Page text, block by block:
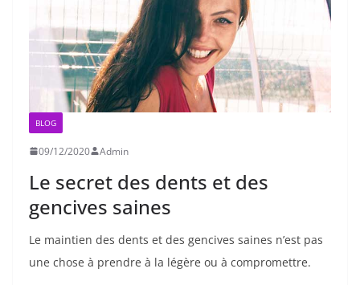
BLOG
09/12/2020 Admin
Le secret des dents et des
gencives saines
Le maintien des dents et des gencives saines n’est pas
une chose à prendre à la légère ou à compromettre.